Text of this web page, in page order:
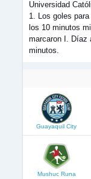
Universidad
1. Los goles
los 10 minutos
marcaron I. Díaz
minutos.
Guayaquil City
Mushuc Runa